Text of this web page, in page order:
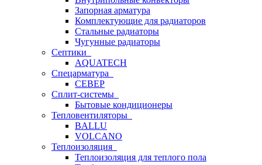
Запорная арматура
Комплектующие для радиаторов
Стальные радиаторы
Чугунные радиаторы
Септики
AQUATECH
Спецарматура
СЕВЕР
Сплит-системы
Бытовые кондиционеры
Тепловентиляторы
BALLU
VOLCANO
Теплоизоляция
Теплоизоляция для теплого пола